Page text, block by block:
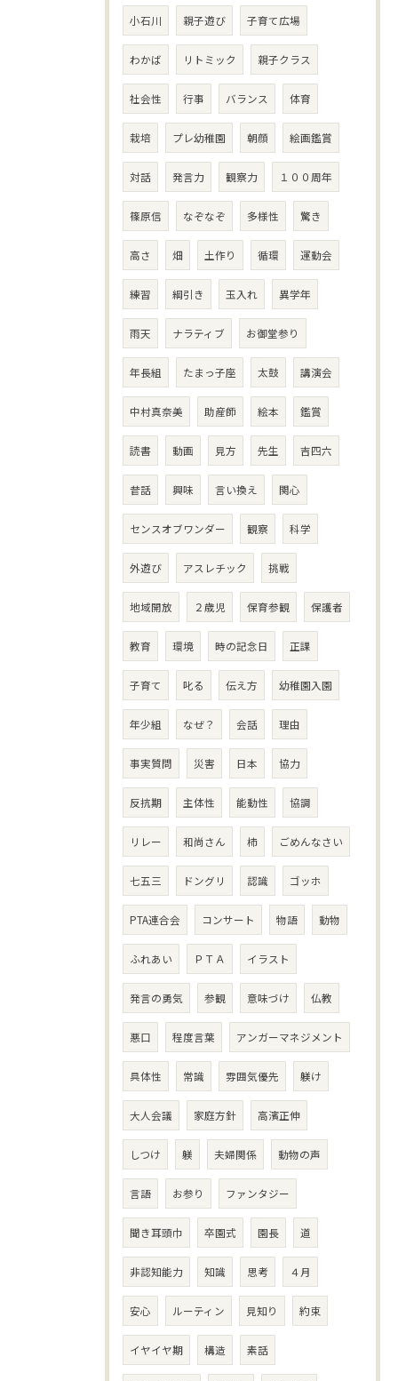
小石川 親子遊び 子育て広場
わかば リトミック 親子クラス
社会性 行事 バランス 体育
栽培 プレ幼稚園 朝顔 絵画鑑賞
対話 発言力 観察力 １００周年
篠原信 なぞなぞ 多様性 驚き
高さ 畑 土作り 循環 運動会
練習 綱引き 玉入れ 異学年
雨天 ナラティブ お御堂参り
年長組 たまっ子座 太鼓 講演会
中村真奈美 助産師 絵本 鑑賞
読書 動画 見方 先生 吉四六
昔話 興味 言い換え 関心
センスオブワンダー 観察 科学
外遊び アスレチック 挑戦
地域開放 ２歳児 保育参観 保護者
教育 環境 時の記念日 正課
子育て 叱る 伝え方 幼稚園入園
年少組 なぜ？ 会話 理由
事実質問 災害 日本 協力
反抗期 主体性 能動性 協調
リレー 和尚さん 柿 ごめんなさい
七五三 ドングリ 認識 ゴッホ
PTA連合会 コンサート 物語 動物
ふれあい ＰＴＡ イラスト
発言の勇気 参観 意味づけ 仏教
悪口 程度言葉 アンガーマネジメント
具体性 常識 雰囲気優先 躾け
大人会議 家庭方針 高濱正伸
しつけ 躾 夫婦関係 動物の声
言語 お参り ファンタジー
聞き耳頭巾 卒園式 園長 道
非認知能力 知識 思考 ４月
安心 ルーティン 見知り 約束
イヤイヤ期 構造 素話